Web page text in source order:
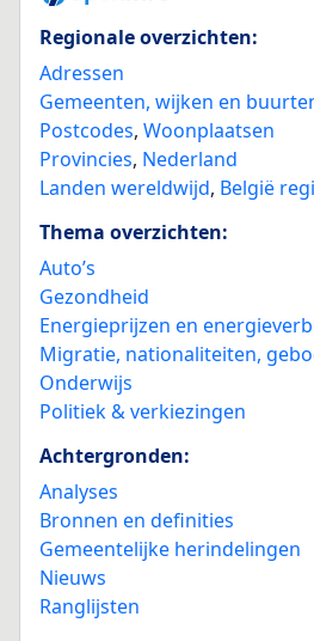
Regionale overzichten:
Adressen
Gemeenten, wijken en
Postcodes, Woonplaatsen
Provincies, Nederland
Landen wereldwijd, België
Thema overzichten:
Auto’s
Gezondheid
Energieprijzen en
Migratie, nationaliteiten,
Onderwijs
Politiek & verkiezingen
Achtergronden:
Analyses
Bronnen en definities
Gemeentelijke herindelingen
Nieuws
Ranglijsten